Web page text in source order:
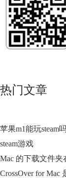
热门文章
苹果m1能玩steam
steam游戏
Mac 的下载文件夹
CrossOver for